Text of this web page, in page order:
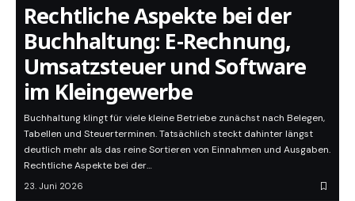
Rechtliche Aspekte bei der
Buchhaltung: E-Rechnung,
Umsatzsteuer und Software
im Kleingewerbe
Buchhaltung klingt für viele kleine Betriebe zunächst nach Belegen,
Tabellen und Steuerterminen. Tatsächlich steckt dahinter längst
deutlich mehr als das reine Sortieren von Einnahmen und Ausgaben.
Rechtliche Aspekte bei der…
23. Juni 2026